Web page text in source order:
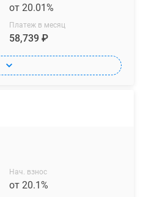
от 20.01%
Платеж в месяц
58,739 ₽
Нач. взнос
от 20.1%